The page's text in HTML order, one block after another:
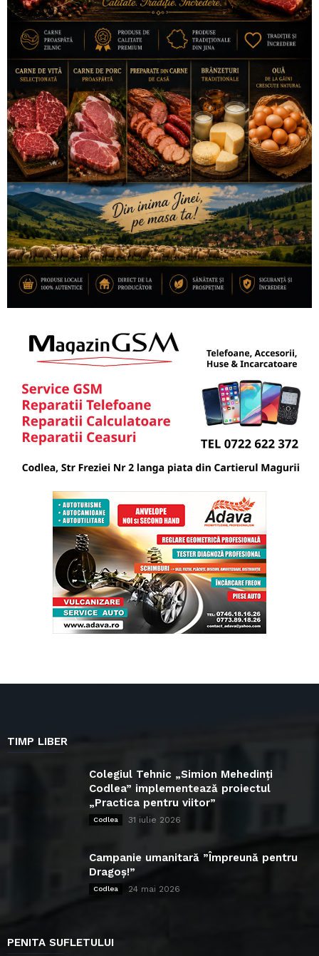
TIMP LIBER
Colegiul Tehnic „Simion Mehedinți
Codlea” implementează proiectul
„Practica pentru viitor”
Codlea 31 iulie 2026
Campanie umanitară ”Împreună pentru
Dragoș!”
Codlea 24 mai 2026
PENITA SUFLETULUI